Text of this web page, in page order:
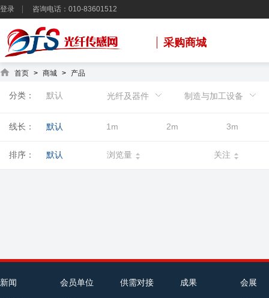
登录 咨询电话：010-83601512
采购商城
首页 > 商城 > 产品
分类： 默认 光纤及器件 制造与加工设备
线长： 默认 1m 2m 3m
排序： 默认 浏览量 关注
新闻 会员单位 供需对接 成果 会展